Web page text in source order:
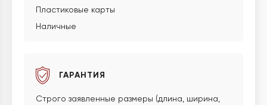
Пластиковые карты
Наличные
ГАРАНТИЯ
Строго заявленные размеры (длина, ширина,